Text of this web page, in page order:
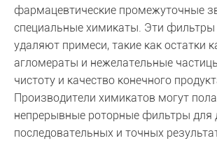
фармацевтические промежуточные
специальные химикаты. Эти
удаляют примеси, такие как остатки
агломераты и нежелательные
чистоту и качество конечного
Производители химикатов могут
непрерывные роторные фильтры для
последовательных и точных